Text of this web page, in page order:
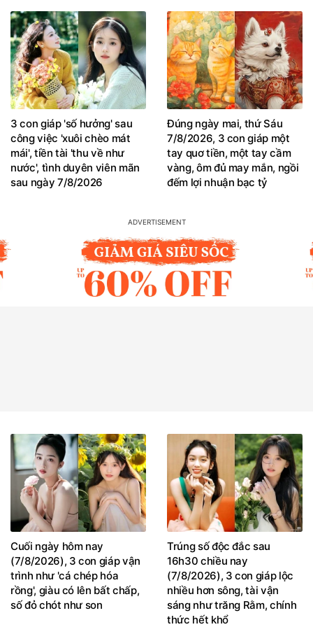
3 con giáp 'số hưởng' sau
công việc 'xuôi chèo mát
mái', tiền tài 'thu về như
nước', tình duyên viên mãn
sau ngày 7/8/2026
Đúng ngày mai, thứ Sáu
7/8/2026, 3 con giáp một
tay quơ tiền, một tay cầm
vàng, ôm đủ may mắn, ngồi
đếm lợi nhuận bạc tỷ
Cuối ngày hôm nay
(7/8/2026), 3 con giáp vận
trình như 'cá chép hóa
rồng', giàu có lên bất chấp,
số đỏ chót như son
Trúng số độc đắc sau
16h30 chiều nay
(7/8/2026), 3 con giáp lộc
nhiều hơn sông, tài vận
sáng như trăng Rằm, chính
thức hết khổ